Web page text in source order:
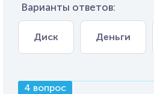
Варианты ответов:
Диск Деньги
4 вопрос